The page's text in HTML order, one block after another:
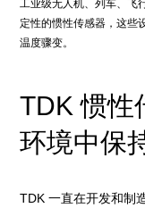
工业级无人机、列车、飞
定性的惯性传感器，这些
温度骤变。
TDK 惯性
环境中保
TDK 一直在开发和制